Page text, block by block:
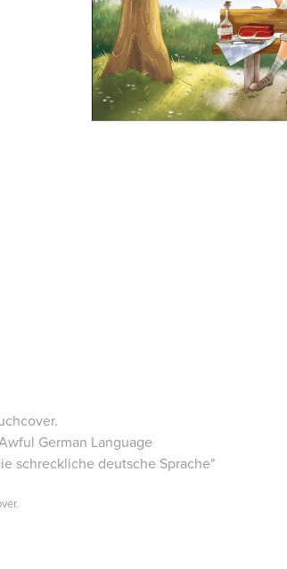
German Language
schreckliche deutsche Sprache"